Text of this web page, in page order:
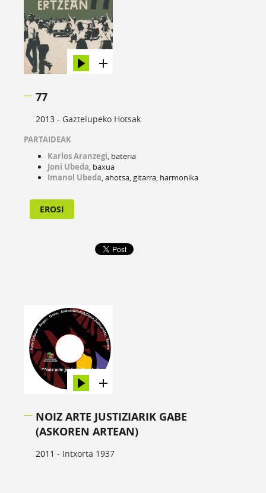
77
2013 - Gaztelupeko Hotsak
PARTAIDEAK
Karlos Aranzegi, bateria
Joni Ubeda, baxua
Imanol Ubeda, ahotsa, gitarra, harmonika
EROSI
NOIZ ARTE JUSTIZIARIK GABE
(ASKOREN ARTEAN)
2011 - Intxorta 1937